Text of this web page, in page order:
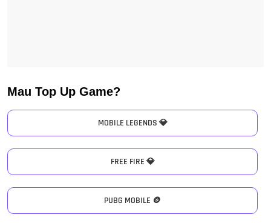
Mau Top Up Game?
MOBILE LEGENDS 💎
FREE FIRE 💎
PUBG MOBILE 🪙